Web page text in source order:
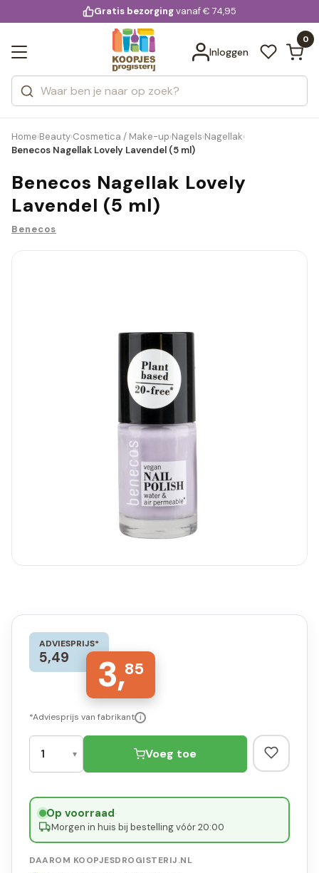
voor 20:00 uur besteld
Gratis bezorgingvanaf € 74,95
Inloggen
0
Zoeken
Categorieën
Merken
Bekijk alle resultaten
Home›Beauty›Cosmetica / Make-up›Nagels›Nagellak›
Benecos Nagellak Lovely Lavendel (5 ml)
Benecos Nagellak Lovely
Lavendel (5 ml)
Benecos
ADVIESPRIJS*
5,49 3,85
*Adviesprijs van fabrikant i
Voeg toe
Op voorraad·
Morgen in huis bij bestelling vóór 20:00
DAAROM KOOPJESDROGISTERIJ.NL